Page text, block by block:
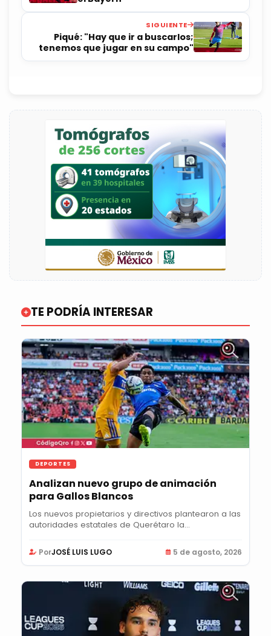
SIGUIENTE
Piqué: "Hay que ir a buscarlos;
tenemos que jugar en su campo"
TE PODRÍA INTERESAR
DEPORTES
Analizan nuevo grupo de animación
para Gallos Blancos
Los nuevos propietarios y directivos plantearon a las
autoridades estatales de Querétaro la...
PorJOSÉ LUIS LUGO 5 de agosto, 2026